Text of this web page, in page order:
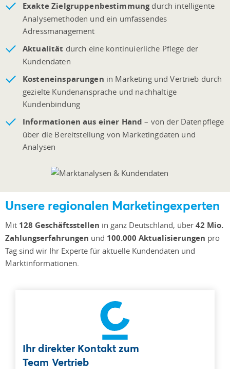
Exakte Zielgruppenbestimmungdurch intelligente
Analysemethoden und ein umfassendes
Adressmanagement
Aktualität durch eine kontinuierliche Pflege der
Kundendaten
Kosteneinsparungen in Marketing und Vertrieb durch
gezielte Kundenansprache und nachhaltige
Kundenbindung
Informationen aus einer Hand– von der Datenpflege
über die Bereitstellung von Marketingdaten und
Analysen
Unsere regionalen Marketingexperten
Mit 128 Geschäftsstellen in ganz Deutschland, über 42 Mio.
Zahlungserfahrungen und 100.000 Aktualisierungen pro
Tag sind wir Ihr Experte für aktuelle Kundendaten und
Marktinformationen.
Ihr direkter Kontakt zum
Team Vertrieb